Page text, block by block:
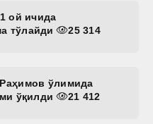
ой ичида
тўлайди
25 314
ўлимида
ўқилди
21 412